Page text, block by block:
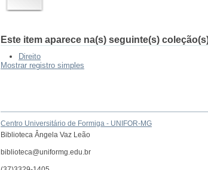
Este item aparece na(s) seguinte(s)
Direito
Mostrar registro simples
Centro Universitário de Formiga - UNIFOR-MG
Biblioteca Ângela Vaz Leão
biblioteca@uniformg.edu.br